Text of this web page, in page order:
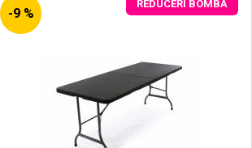
-9 %
REDUCERI BOMBĂ